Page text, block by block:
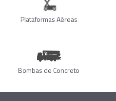
Plataformas Aéreas
Bombas de Concreto